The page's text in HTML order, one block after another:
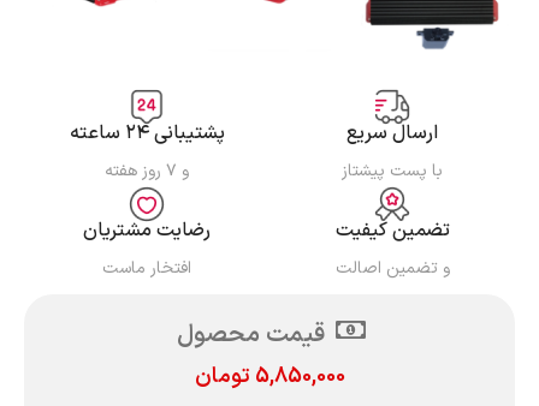
ارسال سریع
با پست پیشتاز
پشتیبانی ۲۴ ساعته
و ۷ روز هفته
تضمین کیفیت
و تضمین اصالت
رضایت مشتریان
افتخار ماست
قیمت محصول
5,850,000 تومان